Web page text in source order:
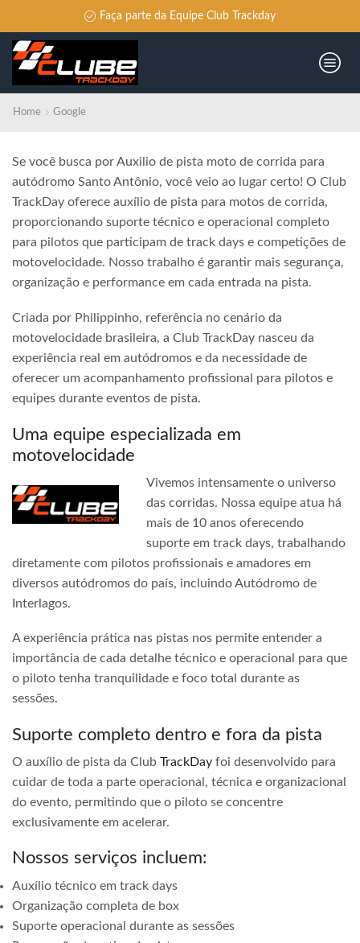
Faça parte da Equipe Club Trackday
Home Google
Se você busca por Auxilio de pista moto de corrida para
autódromo Santo Antônio, você veio ao lugar certo! O Club
TrackDay oferece auxílio de pista para motos de corrida,
proporcionando suporte técnico e operacional completo
para pilotos que participam de track days e competições de
motovelocidade. Nosso trabalho é garantir mais segurança,
organização e performance em cada entrada na pista.
Criada por Philippinho, referência no cenário da
motovelocidade brasileira, a Club TrackDay nasceu da
experiência real em autódromos e da necessidade de
oferecer um acompanhamento profissional para pilotos e
equipes durante eventos de pista.
Uma equipe especializada em
motovelocidade
Vivemos intensamente o universo
das corridas. Nossa equipe atua há
mais de 10 anos oferecendo
suporte em track days, trabalhando
diretamente com pilotos profissionais e amadores em
diversos autódromos do país, incluindo Autódromo de
Interlagos.
A experiência prática nas pistas nos permite entender a
importância de cada detalhe técnico e operacional para que
o piloto tenha tranquilidade e foco total durante as
sessões.
Suporte completo dentro e fora da pista
O auxílio de pista da Club TrackDay foi desenvolvido para
cuidar de toda a parte operacional, técnica e organizacional
do evento, permitindo que o piloto se concentre
exclusivamente em acelerar.
Nossos serviços incluem:
Auxílio técnico em track days
Organização completa de box
Suporte operacional durante as sessões